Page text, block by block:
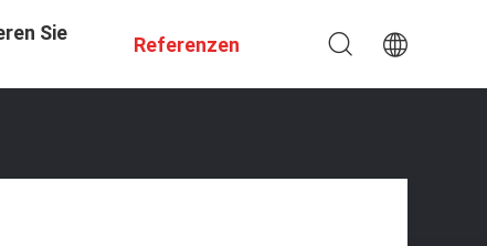
Sie
Referenzen